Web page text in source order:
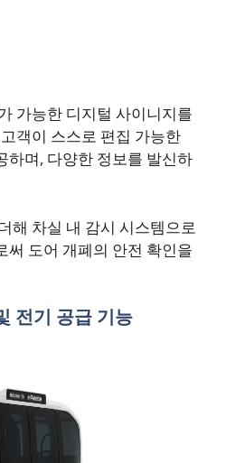
가능한 디지털 사이니지를
객이 스스로 편집 가능한
하며, 다양한 정보를 발신하
해 차실 내 감시 시스템으로
써 도어 개폐의 안전 확인을
전기 공급 기능